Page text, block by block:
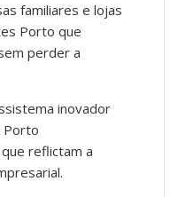
familiares e lojas
Porto que
perder a
inovador
Porto
reflictam a